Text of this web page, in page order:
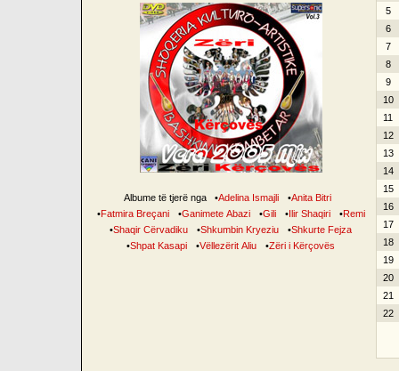
Albume të tjerë nga •Adelina Ismajli •Anita Bitri
•Fatmira Breçani •Ganimete Abazi •Gili •Ilir Shaqiri •Remi
•Shaqir Cërvadiku •Shkumbin Kryeziu •Shkurte Fejza
•Shpat Kasapi •Vëllezërit Aliu •Zëri i Kërçovës
5
6
7
8
9
10
11
12
13
14
15
16
17
18
19
20
21
22